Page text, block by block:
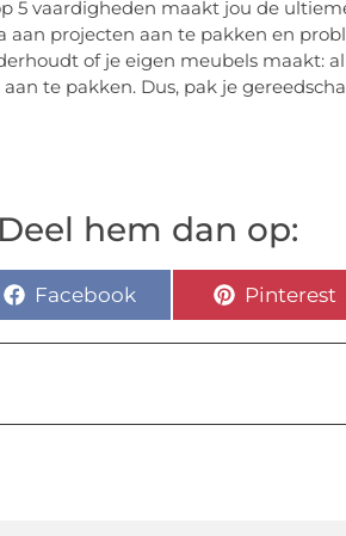
5 vaardigheden maakt jou de
aan projecten aan te pakken en
of je eigen meubels maakt:
te pakken. Dus, pak je
hem dan op:
Facebook Pinterest